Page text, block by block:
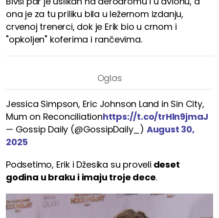
ona je za tu priliku bila u ležernom izdanju,
crvenoj trenerci, dok je Erik bio u crnom i
"opkoljen" koferima i rančevima.
Jessica Simpson, Eric Johnson Land in Sin City,
Mum on Reconciliationhttps://t.co/trHln9jmaJ
— Gossip Daily (@GossipDaily_) August 30,
2025
Podsetimo, Erik i Džesika su proveli deset
godina u braku i imaju troje dece.